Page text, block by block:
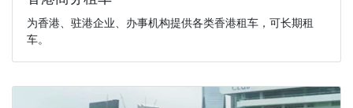
为香港、驻港企业、办事机构提供各类香港租车，可长期租
车。